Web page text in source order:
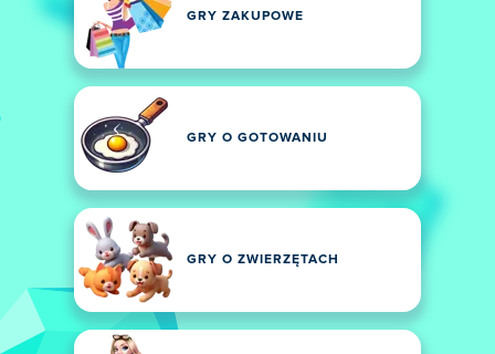
GRY ZAKUPOWE
GRY O GOTOWANIU
GRY O ZWIERZĘTACH